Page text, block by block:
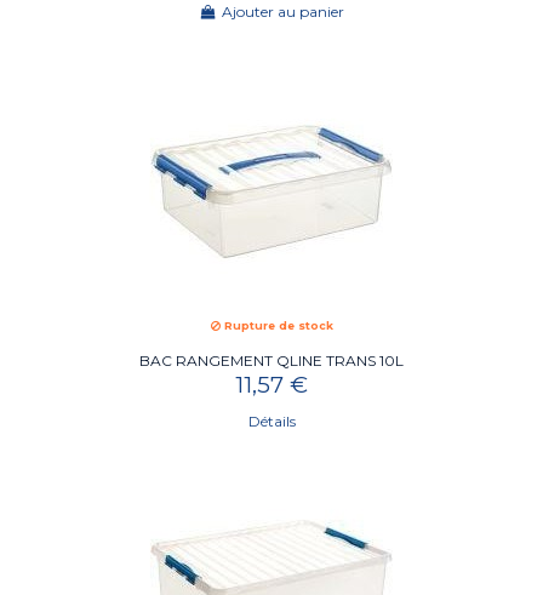
Ajouter au panier
Rupture de stock
BAC RANGEMENT QLINE TRANS 10L
11,57 €
Détails